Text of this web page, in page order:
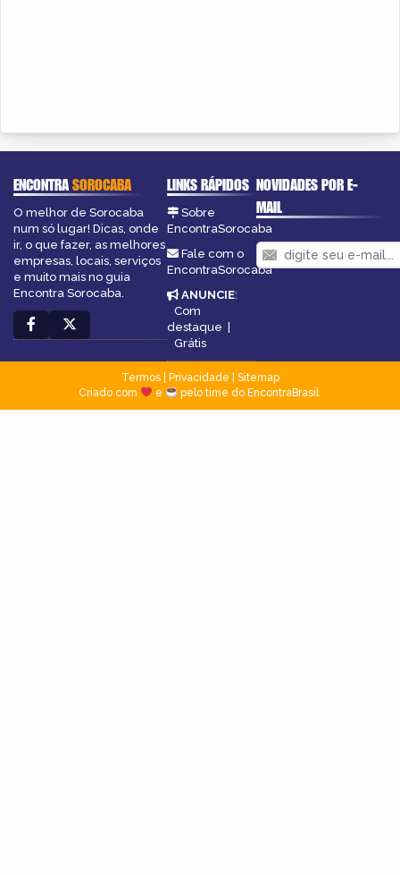
ENCONTRASOROCABA
O melhor de Sorocaba
num só lugar! Dicas, onde
ir, o que fazer, as melhores
empresas, locais, serviços
e muito mais no guia
Encontra Sorocaba.
LINKS RÁPIDOS
Sobre
EncontraSorocaba
Fale com o
EncontraSorocaba
ANUNCIE:
Com
destaque
Grátis
NOVIDADES POR E-
MAIL
Termos| Privacidade
Sitemap
Criado com
e pelo time do EncontraBrasil